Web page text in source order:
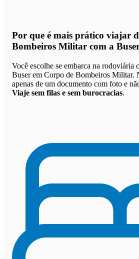
Por que é mais prático viajar
Bombeiros Militar com a
Você escolhe se embarca na rodoviária
Buser em Corpo de Bombeiros Militar.
apenas de um documento com foto e
Viaje sem filas e sem burocracias.